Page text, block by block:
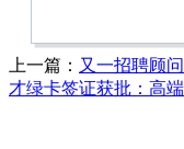
上一篇： 又一招聘顾
才绿卡签证获批：高